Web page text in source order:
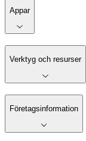
Appar
Verktyg och resurser
Företagsinformation